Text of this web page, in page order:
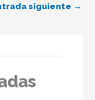
siguiente →